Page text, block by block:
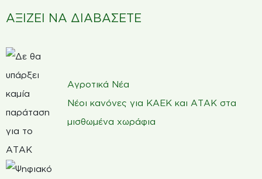
ΑΞΙΖΕΙ ΝΑ ΔΙΑΒΑΣΕΤΕ
Αγροτικά Νέα
Νέοι κανόνες για ΚΑΕΚ και ΑΤΑΚ στα
μισθωμένα χωράφια